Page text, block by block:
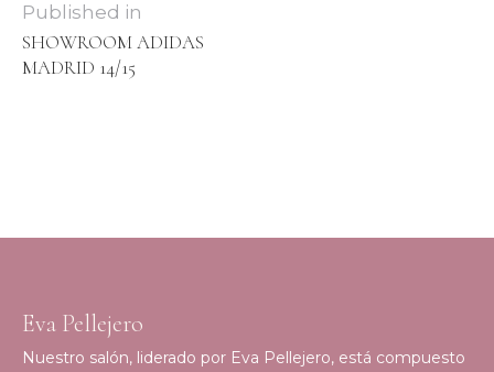
Published in
SHOWROOM ADIDAS
MADRID 14/15
Eva Pellejero
Nuestro salón, liderado por Eva Pellejero, está compuesto